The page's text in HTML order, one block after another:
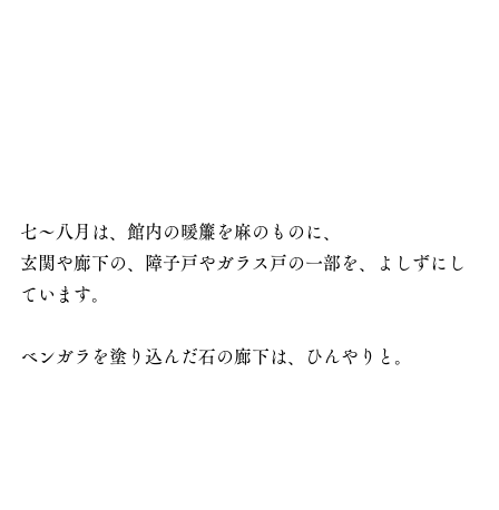
七～八月は、館内の暖簾を麻のものに、
玄関や廊下の、障子戸やガラス戸の一部を、よしずにし
ています。
ベンガラを塗り込んだ石の廊下は、ひんやりと。